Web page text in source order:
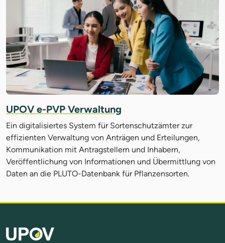
UPOV e-PVP Verwaltung
Ein digitalisiertes System für Sortenschutzämter zur
effizienten Verwaltung von Anträgen und Erteilungen,
Kommunikation mit Antragstellern und Inhabern,
Veröffentlichung von Informationen und Übermittlung von
Daten an die PLUTO-Datenbank für Pflanzensorten.